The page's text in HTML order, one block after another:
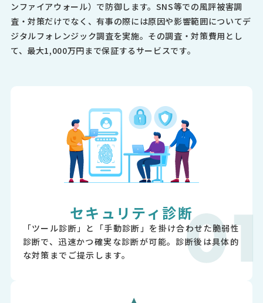
ンファイアウォール）で防御します。SNS等での風評被害調
査・対策だけでなく、有事の際には原因や影響範囲についてデ
ジタルフォレンジック調査を実施。その調査・対策費用とし
て、最大1,000万円まで保証するサービスです。
セキュリティ診断
「ツール診断」と「⼿動診断」を掛け合わせた脆弱性
診断で、迅速かつ確実な診断が可能。診断後は具体的
な対策までご提示します。